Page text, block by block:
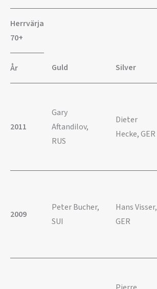
Herrvärja
70+
År Guld Silver
2011
Gary
Aftandilov,
RUS
Dieter
Hecke, GER
2009
Peter Bucher,
SUI
Hans Visser,
GER